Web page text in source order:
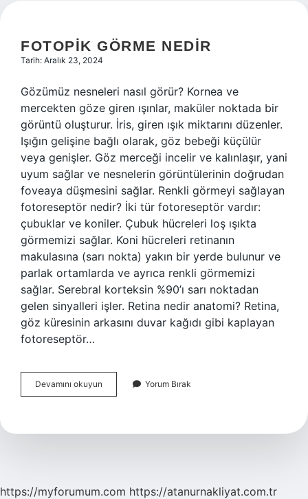
FOTOPIK GÖRME NEDIR
Tarih: Aralık 23, 2024
Gözümüz nesneleri nasıl görür? Kornea ve
mercekten göze giren ışınlar, maküler noktada bir
görüntü oluşturur. İris, giren ışık miktarını düzenler.
Işığın gelişine bağlı olarak, göz bebeği küçülür
veya genişler. Göz merceği incelir ve kalınlaşır, yani
uyum sağlar ve nesnelerin görüntülerinin doğrudan
foveaya düşmesini sağlar. Renkli görmeyi sağlayan
fotoreseptör nedir? İki tür fotoreseptör vardır:
çubuklar ve koniler. Çubuk hücreleri loş ışıkta
görmemizi sağlar. Koni hücreleri retinanın
makulasına (sarı nokta) yakın bir yerde bulunur ve
parlak ortamlarda ve ayrıca renkli görmemizi
sağlar. Serebral korteksin %90’ı sarı noktadan
gelen sinyalleri işler. Retina nedir anatomi? Retina,
göz küresinin arkasını duvar kağıdı gibi kaplayan
fotoreseptör…
Devamını okuyun
Görme
Yorum Bırak
https://myforumum.com https://atanurnakliyat.com.tr